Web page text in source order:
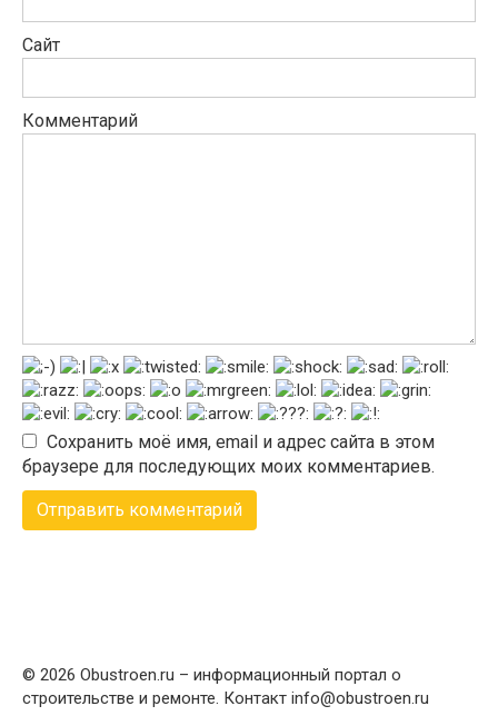
Сайт
Комментарий
Сохранить моё имя, email и адрес сайта в этом
браузере для последующих моих комментариев.
© 2026 Obustroen.ru – информационный портал о
строительстве и ремонте. Контакт info@obustroen.ru